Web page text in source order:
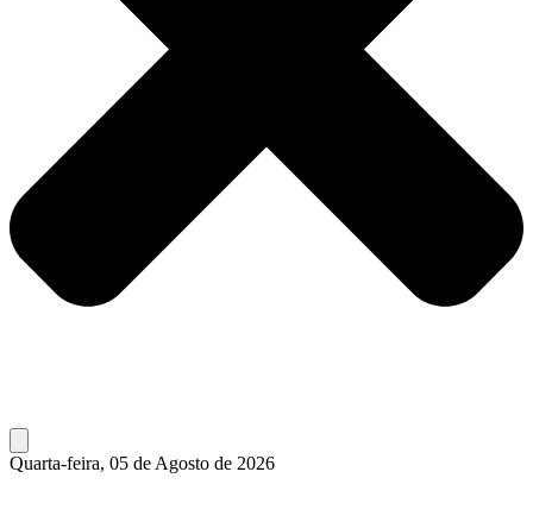
Quarta-feira, 05 de Agosto de 2026